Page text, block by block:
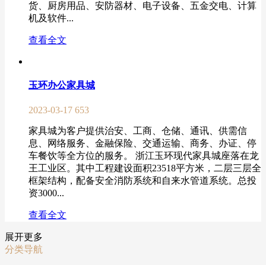
货、厨房用品、安防器材、电子设备、五金交电、计算
机及软件...
查看全文
玉环办公家具城
2023-03-17 653
家具城为客户提供治安、工商、仓储、通讯、供需信
息、网络服务、金融保险、交通运输、商务、办证、停
车餐饮等全方位的服务。 浙江玉环现代家具城座落在龙
王工业区。其中工程建设面积23518平方米，二层三层全
框架结构，配备安全消防系统和自来水管道系统。总投
资3000...
查看全文
展开更多
分类导航